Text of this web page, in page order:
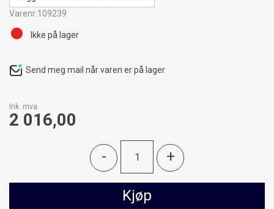
Varenr:109239
Ink. mva
2 016,00
- +
Kjøp
Ikke på lager
Send meg mail når varen er på lager